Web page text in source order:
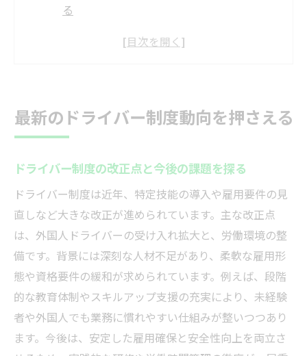
る
ドライバー業界の制度変更が現場にもたら
すもの
特定技能とドライバー人材確保の重要性
特定技能ドライバー導入の現実と課題
特定技能ドライバー導入で現場が直面する
課題
ドライバー受け入れ企業が抱える不安と対
策
特定技能制度のメリットと注意点を徹底解
説
外国人ドライバー導入の現実と成功事例を
最新のドライバー制度動向を押さえる
ドライバー制度の改正点と今後の課題を探る
ドライバー制度は近年、特定技能の導入や雇用要件の見
直しなど大きな改正が進められています。主な改正点
は、外国人ドライバーの受け入れ拡大と、労働環境の整
備です。背景には深刻な人材不足があり、柔軟な雇用形
態や資格要件の緩和が求められています。例えば、段階
的な教育体制やスキルアップ支援の充実により、未経験
者や外国人でも業務に慣れやすい仕組みが整いつつあり
ます。今後は、安定した雇用確保と安全性向上を両立さ